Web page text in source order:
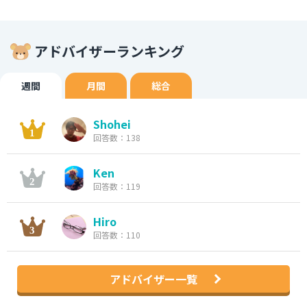
アドバイザーランキング
週間 月間 総合
Shohei
回答数：138
Ken
回答数：119
Hiro
回答数：110
アドバイザー一覧